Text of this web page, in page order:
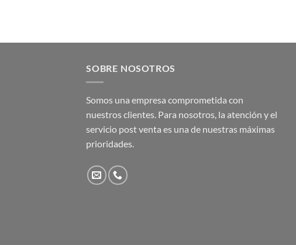
SOBRE NOSOTROS
Somos una empresa comprometida con
nuestros clientes. Para nosotros, la atención y el
servicio post venta es una de nuestras máximas
prioridades.